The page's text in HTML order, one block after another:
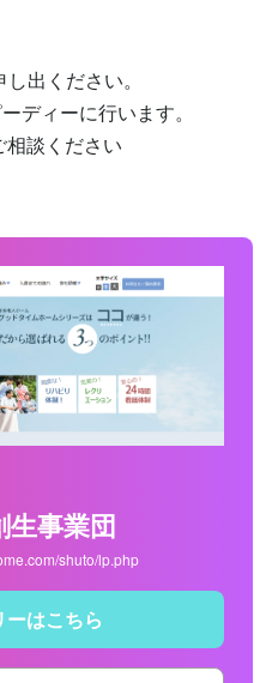
出ください。
ディーに行います。
談ください
生事業団
shuto/lp.php
はこちら